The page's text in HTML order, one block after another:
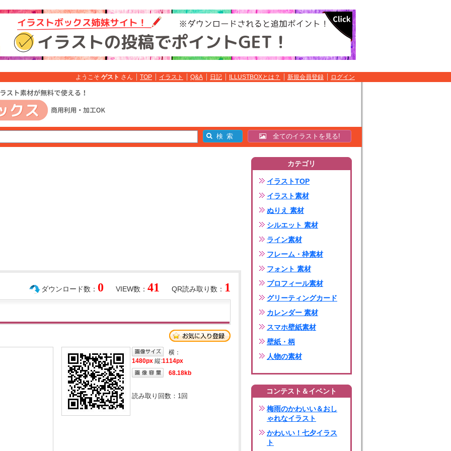
ようこそ ゲスト さん TOP イラスト Q&A 日記 ILLUSTBOXとは？ 新規会員登録 ログイン
全てのイラストを見る!
QR読み取り数： 1
VIEW数： 41
ダウンロード数： 0
横：
1480px 縦:1114px
68.18kb
読み取り回数： 1回
カテゴリ
イラストTOP
イラスト素材
ぬりえ 素材
シルエット 素材
ライン素材
フレーム・枠素材
フォント 素材
プロフィール素材
グリーティングカード
カレンダー 素材
スマホ壁紙素材
壁紙・柄
人物の素材
コンテスト＆イベント
梅雨のかわいい＆おし
ゃれなイラスト
かわいい！七夕イラス
ト